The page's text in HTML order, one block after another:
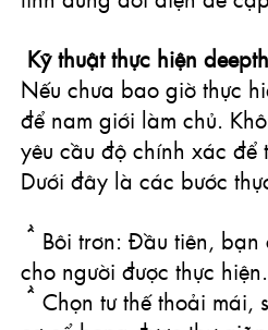
Kỹ thuật thực hiện
Nếu chưa bao giờ thực
để nam giới làm chủ.
yêu cầu độ chính xác
Dưới đây là các bước
● Bôi trơn: Đầu tiên,
cho người được thực hiện.
● Chọn tư thế thoải